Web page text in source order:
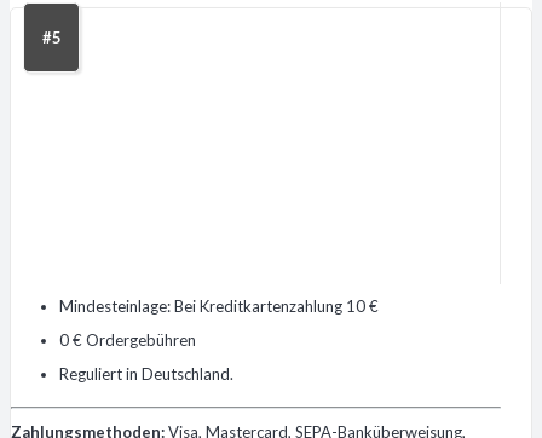
#5
Mindesteinlage: Bei Kreditkartenzahlung 10 €
0 € Ordergebühren
Reguliert in Deutschland.
Zahlungsmethoden:Visa, Mastercard, SEPA-Banküberweisung,